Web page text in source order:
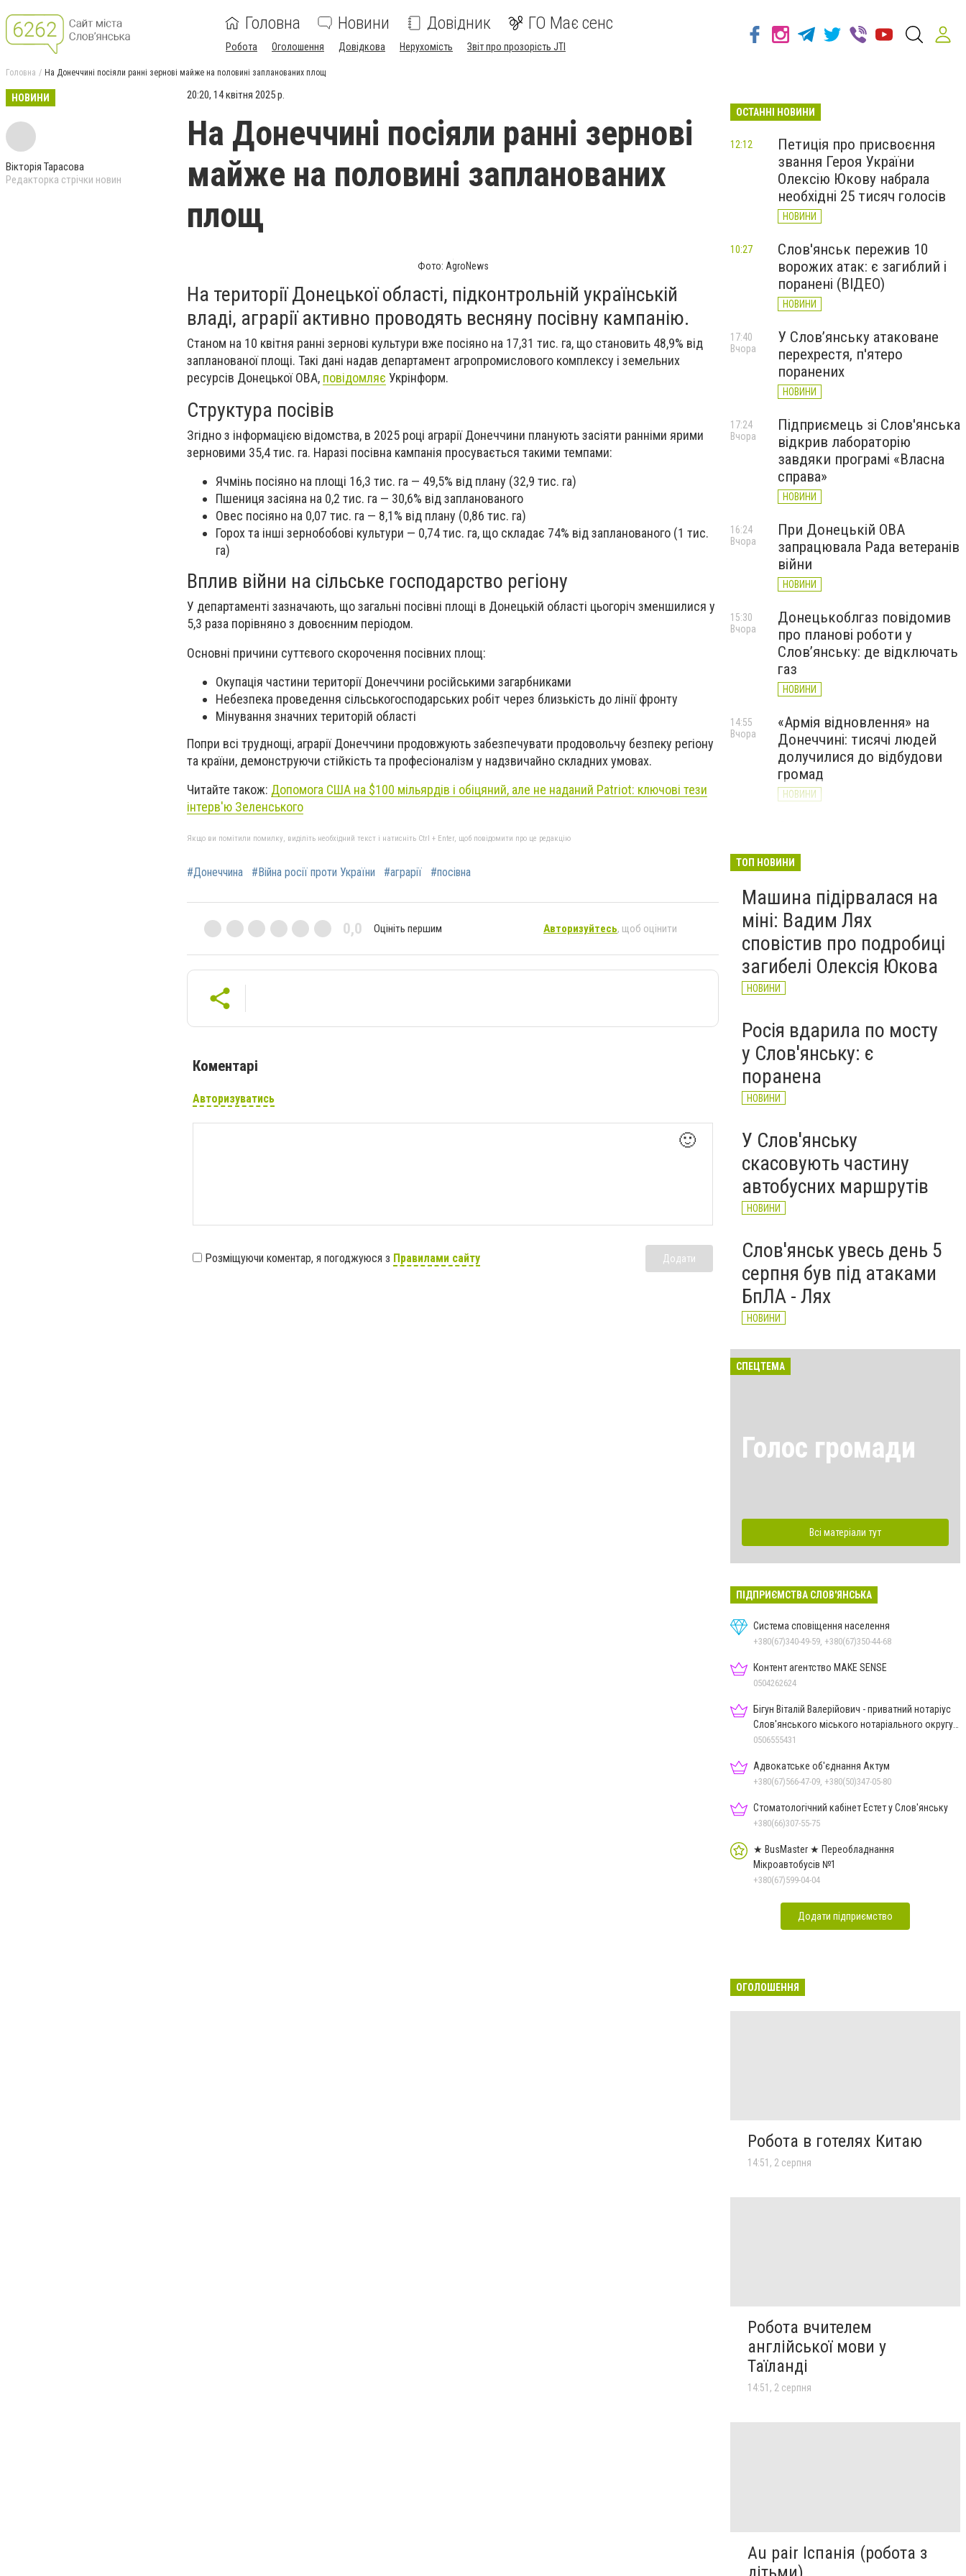
Головна Новини Довідник ГО Має сенс
Робота Оголошення Довідкова Нерухомість Звіт про прозорість JTI
Головна На Донеччині посіяли ранні зернові майже на половині запланованих площ
НОВИНИ
Вікторія Тарасова
Редакторка стрічки новин
20:20, 14 квітня 2025 р.
На Донеччині посіяли ранні зернові
майже на половині запланованих
площ
Фото: AgroNews
На території Донецької області, підконтрольній українській
владі, аграрії активно проводять весняну посівну кампанію.
Станом на 10 квітня ранні зернові культури вже посіяно на 17,31 тис. га, що становить 48,9% від
запланованої площі. Такі дані надав департамент агропромислового комплексу і земельних
ресурсів Донецької ОВА, повідомляє Укрінформ.
Структура посівів
Згідно з інформацією відомства, в 2025 році аграрії Донеччини планують засіяти ранніми ярими
зерновими 35,4 тис. га. Наразі посівна кампанія просувається такими темпами:
Ячмінь посіяно на площі 16,3 тис. га — 49,5% від плану (32,9 тис. га)
Пшениця засіяна на 0,2 тис. га — 30,6% від запланованого
Овес посіяно на 0,07 тис. га — 8,1% від плану (0,86 тис. га)
Горох та інші зернобобові культури — 0,74 тис. га, що складає 74% від запланованого (1 тис.
га)
Вплив війни на сільське господарство регіону
У департаменті зазначають, що загальні посівні площі в Донецькій області цьогоріч зменшилися у
5,3 раза порівняно з довоєнним періодом.
Основні причини суттєвого скорочення посівних площ:
Окупація частини території Донеччини російськими загарбниками
Небезпека проведення сільськогосподарських робіт через близькість до лінії фронту
Мінування значних територій області
Попри всі труднощі, аграрії Донеччини продовжують забезпечувати продовольчу безпеку регіону
та країни, демонструючи стійкість та професіоналізм у надзвичайно складних умовах.
Читайте також: Допомога США на $100 мільярдів і обіцяний, але не наданий Patriot: ключові тези
інтерв'ю Зеленського
Якщо ви помітили помилку, виділіть необхідний текст і натисніть Ctrl + Enter, щоб повідомити про це редакцію
#Донеччина #Війна росії проти України #аграрії #посівна
0,0 Оцініть першим Авторизуйтесь, щоб оцінити
Коментарі
Авторизуватись
🙂
Розміщуючи коментар, я погоджуюся з Правилами сайту Додати
ОСТАННІ НОВИНИ
Петиція про присвоєння
звання Героя України
Олексію Юкову набрала
необхідні 25 тисяч голосів
НОВИНИ
12:12
Слов'янськ пережив 10
ворожих атак: є загиблий і
поранені (ВІДЕО)
НОВИНИ
10:27
У Слов’янську атаковане
перехрестя, п'ятеро
поранених
НОВИНИ
17:40
Вчора
Підприємець зі Слов'янська
відкрив лабораторію
завдяки програмі «Власна
справа»
НОВИНИ
17:24
Вчора
При Донецькій ОВА
запрацювала Рада ветеранів
війни
НОВИНИ
16:24
Вчора
Донецькоблгаз повідомив
про планові роботи у
Слов’янську: де відключать
газ
НОВИНИ
15:30
Вчора
«Армія відновлення» на
Донеччині: тисячі людей
долучилися до відбудови
громад
НОВИНИ
14:55
Вчора
працюють на Донеччині
НОВИНИ
ТОП НОВИНИ
Машина підірвалася на
міні: Вадим Лях
сповістив про подробиці
загибелі Олексія Юкова
НОВИНИ
Росія вдарила по мосту
у Слов'янську: є
поранена
НОВИНИ
У Слов'янську
скасовують частину
автобусних маршрутів
НОВИНИ
Слов'янськ увесь день 5
серпня був під атаками
БпЛА - Лях
НОВИНИ
СПЕЦТЕМА
Голос громади
Всі матеріали тут
ПІДПРИЄМСТВА СЛОВ'ЯНСЬКА
Система сповіщення населення
+380(67)340-49-59, +380(67)350-44-68
Контент агентство MAKE SENSE
0504262624
Бігун Віталій Валерійович - приватний нотаріус
Слов'янського міського нотаріального округу
Дон.обл.
0506555431
Адвокатське об'єднання Актум
+380(67)566-47-09, +380(50)347-05-80
Стоматологічний кабінет Естет у Слов'янську
+380(66)307-55-75
★ BusMaster ★ Переобладнання
Мікроавтобусів №1
+380(67)599-04-04
Додати підприємство
ОГОЛОШЕННЯ
Робота в готелях Китаю
14:51, 2 серпня
Робота вчителем
англійської мови у
Таїланді
14:51, 2 серпня
Au pair Іспанія (робота з